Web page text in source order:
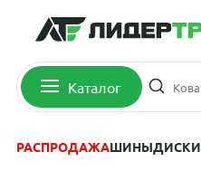
Каталог
РАСПРОДАЖАШИНЫДИСКИ